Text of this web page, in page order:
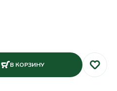
В КОРЗИНУ